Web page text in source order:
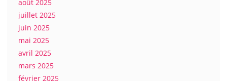
août 2025
juillet 2025
juin 2025
mai 2025
avril 2025
mars 2025
février 2025